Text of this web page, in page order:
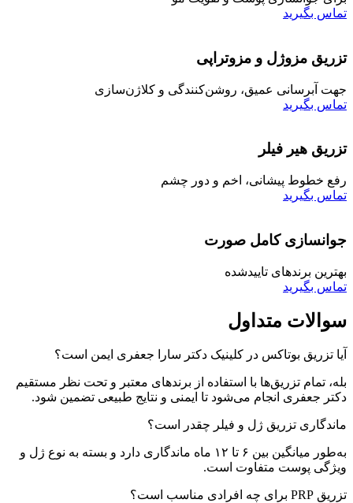
تماس بگیرید
تزریق مزوژل و مزوتراپی
جهت آبرسانی عمیق، روشن‌کنندگی و کلاژن‌سازی
تماس بگیرید
تزریق هیر فیلر
رفع خطوط پیشانی، اخم و دور چشم
تماس بگیرید
جوانسازی کامل صورت
بهترین برندهای تاییدشده
تماس بگیرید
سوالات متداول
آیا تزریق بوتاکس در کلینیک دکتر سارا جعفری ایمن است؟
بله، تمام تزریق‌ها با استفاده از برندهای معتبر و تحت نظر مستقیم
دکتر جعفری انجام می‌شود تا ایمنی و نتایج طبیعی تضمین شود.
ماندگاری تزریق ژل و فیلر چقدر است؟
به‌طور میانگین بین ۶ تا ۱۲ ماه ماندگاری دارد و بسته به نوع ژل و
ویژگی پوست متفاوت است.
تزریق PRP برای چه افرادی مناسب است؟